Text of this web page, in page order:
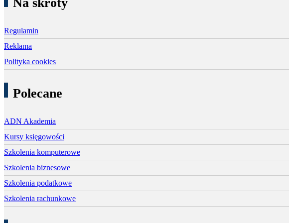
Na skróty
Regulamin
Reklama
Polityka cookies
Polecane
ADN Akademia
Kursy księgowości
Szkolenia komputerowe
Szkolenia biznesowe
Szkolenia podatkowe
Szkolenia rachunkowe